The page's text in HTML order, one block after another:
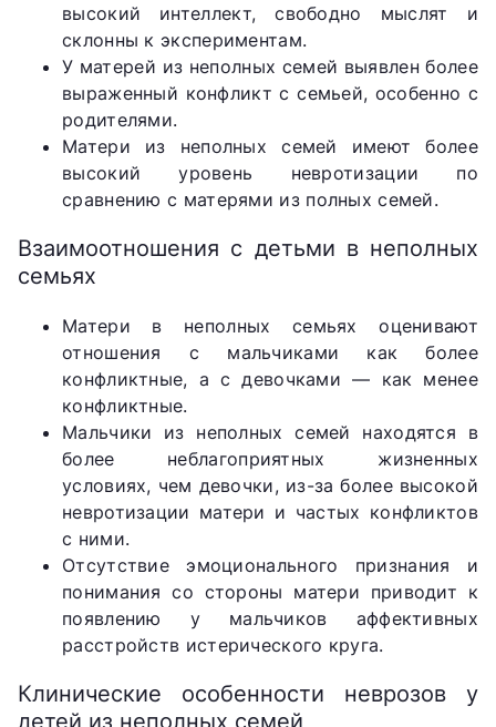
высокий интеллект, свободно мыслят и
склонны к экспериментам.
У матерей из неполных семей выявлен более
выраженный конфликт с семьей, особенно с
родителями.
Матери из неполных семей имеют более
высокий уровень невротизации по
сравнению с матерями из полных семей.
Взаимоотношения с детьми в неполных
семьях
Матери в неполных семьях оценивают
отношения с мальчиками как более
конфликтные, а с девочками — как менее
конфликтные.
Мальчики из неполных семей находятся в
более неблагоприятных жизненных
условиях, чем девочки, из-за более высокой
невротизации матери и частых конфликтов
с ними.
Отсутствие эмоционального признания и
понимания со стороны матери приводит к
появлению у мальчиков аффективных
расстройств истерического круга.
Клинические особенности неврозов у
детей из неполных семей